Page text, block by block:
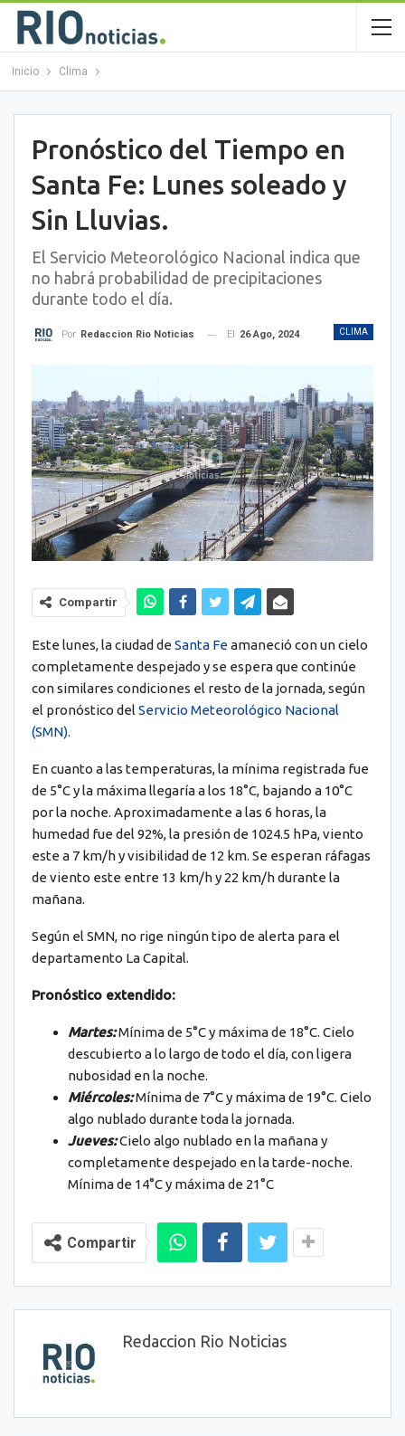
Inicio Clima
Pronóstico del Tiempo en
Santa Fe: Lunes soleado y
Sin Lluvias.
El Servicio Meteorológico Nacional indica que
no habrá probabilidad de precipitaciones
durante todo el día.
CLIMA
Por Redaccion Rio Noticias El 26 Ago, 2024
Compartir
Este lunes, la ciudad de Santa Feamaneció con un cielo
completamente despejado y se espera que continúe
con similares condiciones el resto de la jornada, según
el pronóstico del Servicio Meteorológico Nacional
(SMN).
En cuanto a las temperaturas, la mínima registrada fue
de 5°C y la máxima llegaría a los 18°C, bajando a 10°C
por la noche. Aproximadamente a las 6 horas, la
humedad fue del 92%, la presión de 1024.5 hPa, viento
este a 7 km/h y visibilidad de 12 km. Se esperan ráfagas
de viento este entre 13 km/h y 22 km/h durante la
mañana.
Según el SMN, no rige ningún tipo de alerta para el
departamento La Capital.
Pronóstico extendido:
Martes:Mínima de 5°C y máxima de 18°C. Cielo
descubierto a lo largo de todo el día, con ligera
nubosidad en la noche.
Miércoles:Mínima de 7°C y máxima de 19°C. Cielo
algo nublado durante toda la jornada.
Jueves:Cielo algo nublado en la mañana y
completamente despejado en la tarde-noche.
Mínima de 14°C y máxima de 21°C
Compartir
Redaccion Rio Noticias